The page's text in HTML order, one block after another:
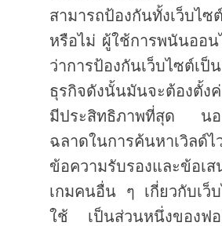
สามารถป้องกันทั้งเว็บไซ
หรือไม่ ผู้ใช้การพนันออน
ว่าการป้องกันเว็บไซต์เป็
ธุรกิจดังนั้นมันจะต้องตั้ง
มีประสิทธิภาพที่สุด
น
ฉลาดในการค้นหาเวิลด์ไ
ข้อความรับรองและข้อเ
เกมคนอื่น
ๆ
เกี่ยวกับเ
ใช้
เป็นส่วนหนึ่งของฟ